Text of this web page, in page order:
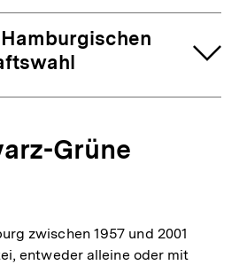
Grüne
zwischen 1957 und 2001
entweder alleine oder mit